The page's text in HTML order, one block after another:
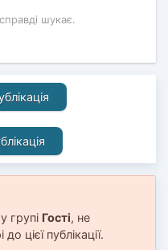
шукає.
групі Гості, не
цієї публікації.